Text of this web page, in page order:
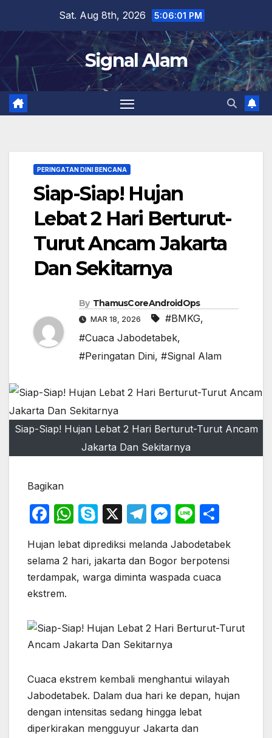
content
Sat. Aug 8th, 2026 5:06:02 PM
Signal Alam
PERINGATAN DINI BENCANA
Siap-Siap! Hujan
Lebat 2 Hari Berturut-
Turut Ancam Jakarta
Dan Sekitarnya
By ThamusCoreAndroidOps
MAR 18, 2026 #BMKG,
#Cuaca Jabodetabek,
#Peringatan Dini, #Signal Alam
Siap-Siap! Hujan Lebat 2 Hari Berturut-Turut Ancam
Jakarta Dan Sekitarnya
Bagikan
F
c
e
b
o
k
W
at
s
p
S
y
p
X
T
e
gr
M
s
s
g
er
Li
e ar
e
Hujan lebat diprediksi melanda Jabodetabek
selama 2 hari, jakarta dan Bogor berpotensi
terdampak, warga diminta waspada cuaca
ekstrem.
Cuaca ekstrem kembali menghantui wilayah
Jabodetabek. Dalam dua hari ke depan, hujan
dengan intensitas sedang hingga lebat
diperkirakan mengguyur Jakarta dan